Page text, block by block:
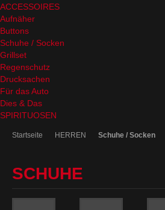
ACCESSOIRES
Aufnäher
Buttons
Schuhe / Socken
Grillset
Regenschutz
Drucksachen
Für das Auto
Dies & Das
SPIRITUOSEN
Startseite HERREN Schuhe / Socken
SCHUHE